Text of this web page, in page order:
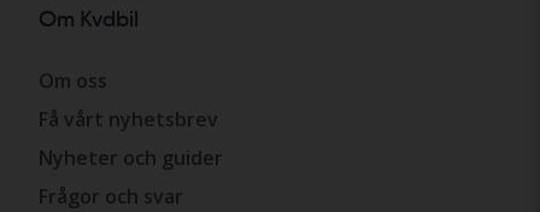
Om Kvdbil
Om oss
Få vårt nyhetsbrev
Nyheter och guider
Frågor och svar